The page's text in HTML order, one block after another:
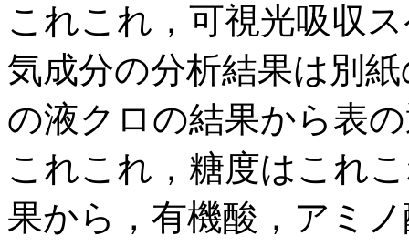
これこれ，可視光吸収
気成分の分析結果は別
の液クロの結果から表
これこれ，糖度はこれ
果から，有機酸，アミ